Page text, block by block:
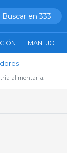
Buscar en 333
MANEJO
alimentaria.